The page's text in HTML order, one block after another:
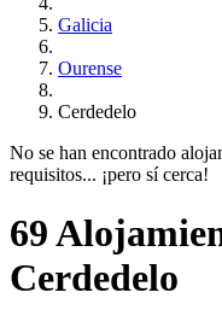
Galicia
Ourense
Cerdedelo
No se han encontrado
requisitos... ¡pero sí cerca!
69
Cerdedelo